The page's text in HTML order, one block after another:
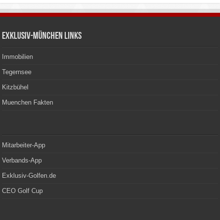
Exklusiv-München Links
Immobilien
Tegernsee
Kitzbühel
Muenchen Fakten
Mitarbeiter-App
Verbands-App
Exklusiv-Golfen.de
CEO Golf Cup